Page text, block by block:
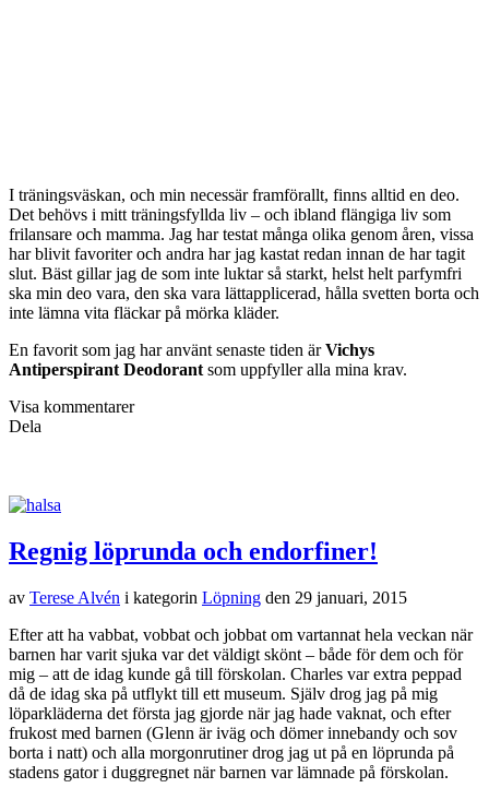
I träningsväskan, och min necessär framförallt, finns alltid en deo.
Det behövs i mitt träningsfyllda liv – och ibland flängiga liv som
frilansare och mamma. Jag har testat många olika genom åren, vissa
har blivit favoriter och andra har jag kastat redan innan de har tagit
slut. Bäst gillar jag de som inte luktar så starkt, helst helt parfymfri
ska min deo vara, den ska vara lättapplicerad, hålla svetten borta och
inte lämna vita fläckar på mörka kläder.
En favorit som jag har använt senaste tiden ärVichys
Antiperspirant Deodorant som uppfyller alla mina krav.
Visa kommentarer
Dela
Regnig löprunda och endorfiner!
av Terese Alvén i kategorin Löpning den 29 januari, 2015
Efter att ha vabbat, vobbat och jobbat om vartannat hela veckan när
barnen har varit sjuka var det väldigt skönt – både för dem och för
mig – att de idag kunde gå till förskolan. Charles var extra peppad
då de idag ska på utflykt till ett museum. Själv drog jag på mig
löparkläderna det första jag gjorde när jag hade vaknat, och efter
frukost med barnen (Glenn är iväg och dömer innebandy och sov
borta i natt) och alla morgonrutiner drog jag ut på en löprunda på
stadens gator i duggregnet när barnen var lämnade på förskolan.